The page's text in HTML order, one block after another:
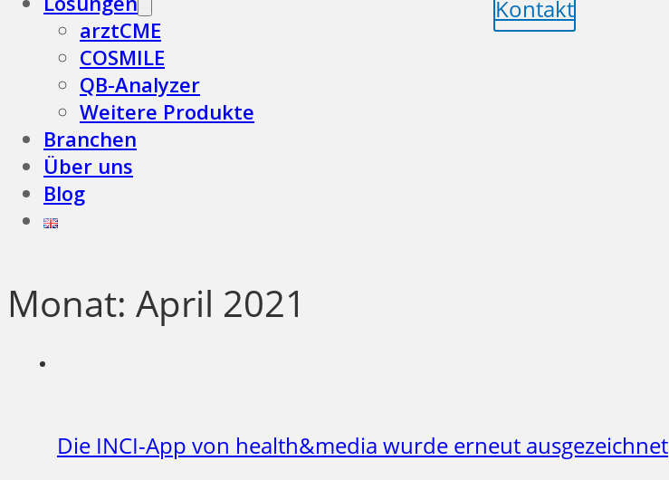
arztCME
COSMILE
QB-Analyzer
Weitere Produkte
Branchen
Über uns
Blog
Kontakt
Monat: April 2021
Die INCI-App von health&media wurde erneut ausgezeichnet